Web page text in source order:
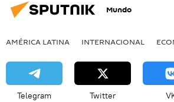
Mundo
AMÉRICA LATINA INTERNACIONAL
Telegram Twitter